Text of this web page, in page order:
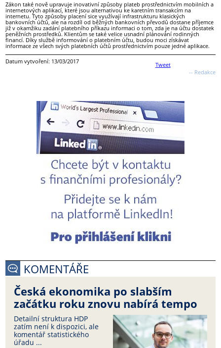
Zákon také nově upravuje inovativní způsoby plateb prostřednictvím mobilních a
internetových aplikací, které jsou alternativou ke karetním transakcím na
internetu. Tyto způsoby placení sice využívají infrastrukturu klasických
bankovních účtů, ale na rozdíl od běžných bankovních převodů dostane příjemce
již v okamžiku zadání platebního příkazu informaci o tom, zda je na účtu dostatek
peněžních prostředků. Klientům se také velice usnadní plánování rodinných
financí. Díky službě informování o platebním účtu, budou moci získávat
informace ze všech svých platebních účtů prostřednictvím pouze jedné aplikace.
Tweet
Datum vytvoření: 13/03/2017
-- Redakce
KOMENTÁŘE
Česká ekonomika po slabším
začátku roku znovu nabírá tempo
Detailní struktura HDP
zatím není k dispozici, ale
komentář statistického
úřadu ...